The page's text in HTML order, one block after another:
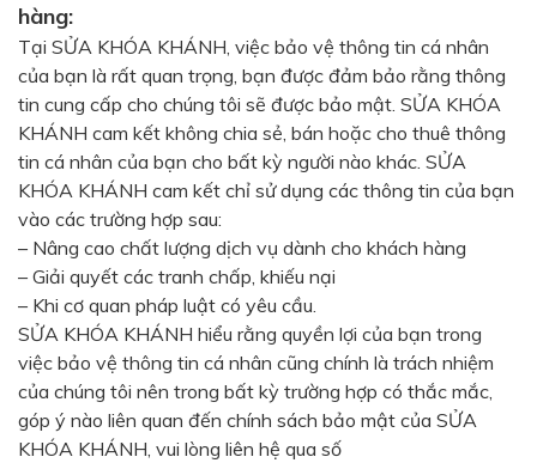
hàng:
Tại SỬA KHÓA KHÁNH, việc bảo vệ thông tin cá nhân
của bạn là rất quan trọng, bạn được đảm bảo rằng thông
tin cung cấp cho chúng tôi sẽ được bảo mật. SỬA KHÓA
KHÁNH cam kết không chia sẻ, bán hoặc cho thuê thông
tin cá nhân của bạn cho bất kỳ người nào khác. SỬA
KHÓA KHÁNH cam kết chỉ sử dụng các thông tin của bạn
vào các trường hợp sau:
– Nâng cao chất lượng dịch vụ dành cho khách hàng
– Giải quyết các tranh chấp, khiếu nại
– Khi cơ quan pháp luật có yêu cầu.
SỬA KHÓA KHÁNH hiểu rằng quyền lợi của bạn trong
việc bảo vệ thông tin cá nhân cũng chính là trách nhiệm
của chúng tôi nên trong bất kỳ trường hợp có thắc mắc,
góp ý nào liên quan đến chính sách bảo mật của SỬA
KHÓA KHÁNH, vui lòng liên hệ qua số